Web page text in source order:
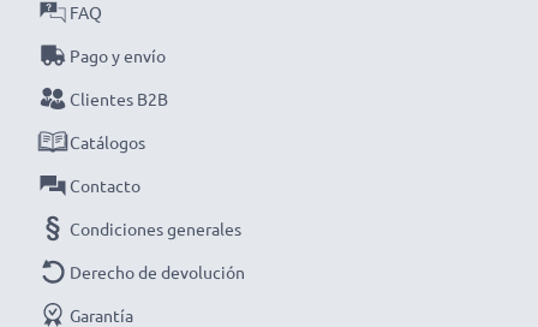
Elige CELLONIC y no te la juegues con la calidad,
¡haz ya tu pedido!
FAQ
Pago y envío
Clientes B2B
Catálogos
Contacto
Condiciones generales
Derecho de devolución
Garantía